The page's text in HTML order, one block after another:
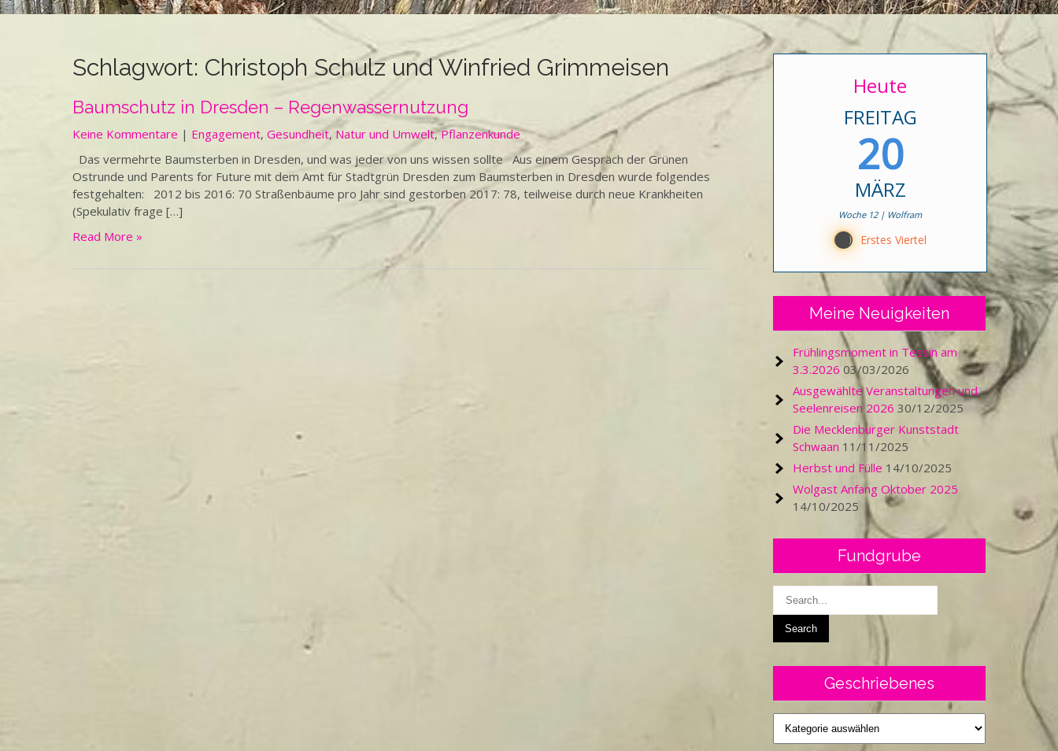
Schlagwort: Christoph Schulz und Winfried Grimmeisen
Baumschutz in Dresden – Regenwassernutzung
Keine Kommentare | Engagement, Gesundheit, Natur und Umwelt,Pflanzenkunde
Das vermehrte Baumsterben in Dresden, und was jeder von uns wissen sollte Aus einem Gespräch der Grünen
Ostrunde und Parents for Future mit dem Amt für Stadtgrün Dresden zum Baumsterben in Dresden wurde folgendes
festgehalten: 2012 bis 2016: 70 Straßenbäume pro Jahr sind gestorben 2017: 78, teilweise durch neue Krankheiten
(Spekulativ frage […]
Read More »
Heute
FREITAG
20
MÄRZ
Woche 12 | Wolfram
B Erstes Viertel
Meine Neuigkeiten
Frühlingsmoment in Tessin am
3.3.2026 03/03/2026
Ausgewählte Veranstaltungen und
Seelenreisen 2026 30/12/2025
Die Mecklenburger Kunststadt
Schwaan 11/11/2025
Herbst und Fülle 14/10/2025
Wolgast Anfang Oktober 2025
14/10/2025
Fundgrube
Geschriebenes
Geschriebenes